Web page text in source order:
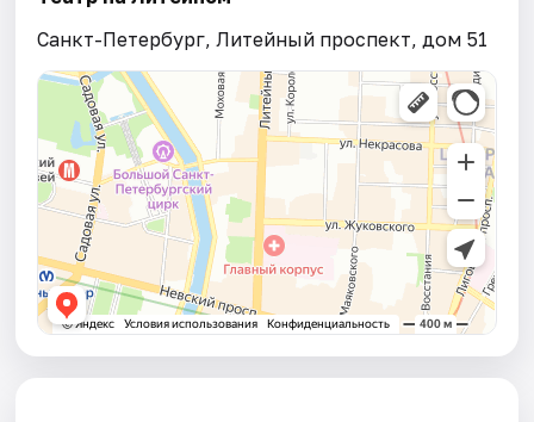
Санкт-Петербург, Литейный проспект, дом 51